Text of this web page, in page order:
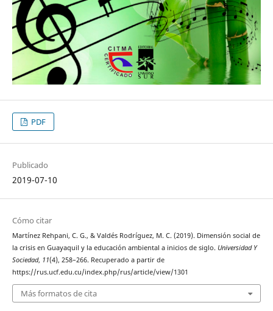
PDF
Publicado
2019-07-10
Cómo citar
Martínez Rehpani, C. G., & Valdés Rodríguez, M. C. (2019). Dimensión social de
la crisis en Guayaquil y la educación ambiental a inicios de siglo. Universidad Y
Sociedad, 11(4), 258–266. Recuperado a partir de
https://rus.ucf.edu.cu/index.php/rus/article/view/1301
Más formatos de cita